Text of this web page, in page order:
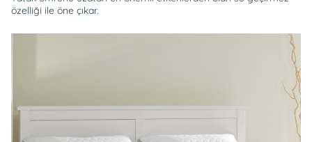
özelliği ile öne çıkar.